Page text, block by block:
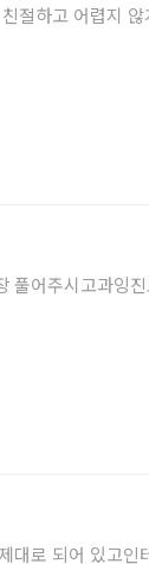
절하고 어렵지
풀어주시고과잉
대로 되어 있고인